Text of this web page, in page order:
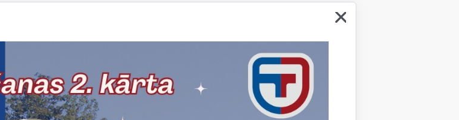
working with young people to ensure learning process
resilienceIn August of this year, six different…
Ceļā uz eko profesionālo skolu: nāc un sāc!